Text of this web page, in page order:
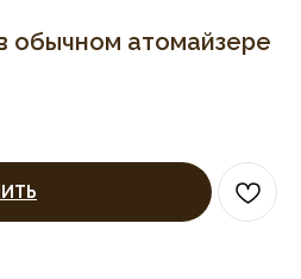
обычном атомайзере